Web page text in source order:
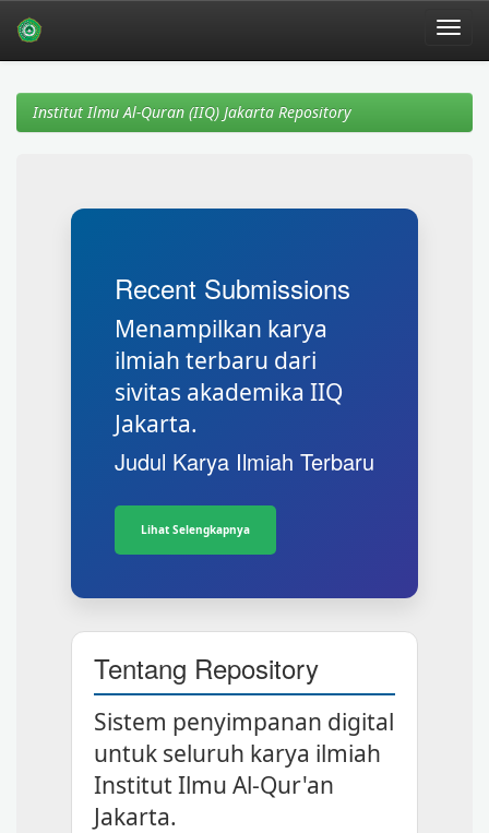
navigationInstitut Ilmu Al-Quran (IIQ) Jakarta Repository
Recent Submissions
Menampilkan karya
ilmiah terbaru dari
sivitas akademika IIQ
Jakarta.
Judul Karya Ilmiah Terbaru
Lihat Selengkapnya
Tentang Repository
Sistem penyimpanan digital
untuk seluruh karya ilmiah
Institut Ilmu Al-Qur'an
Jakarta.